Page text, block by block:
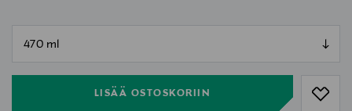
LISÄÄ OSTOSKORIIN
null